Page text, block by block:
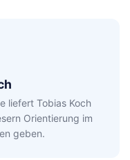
liefert Tobias Koch
Orientierung im
geben.